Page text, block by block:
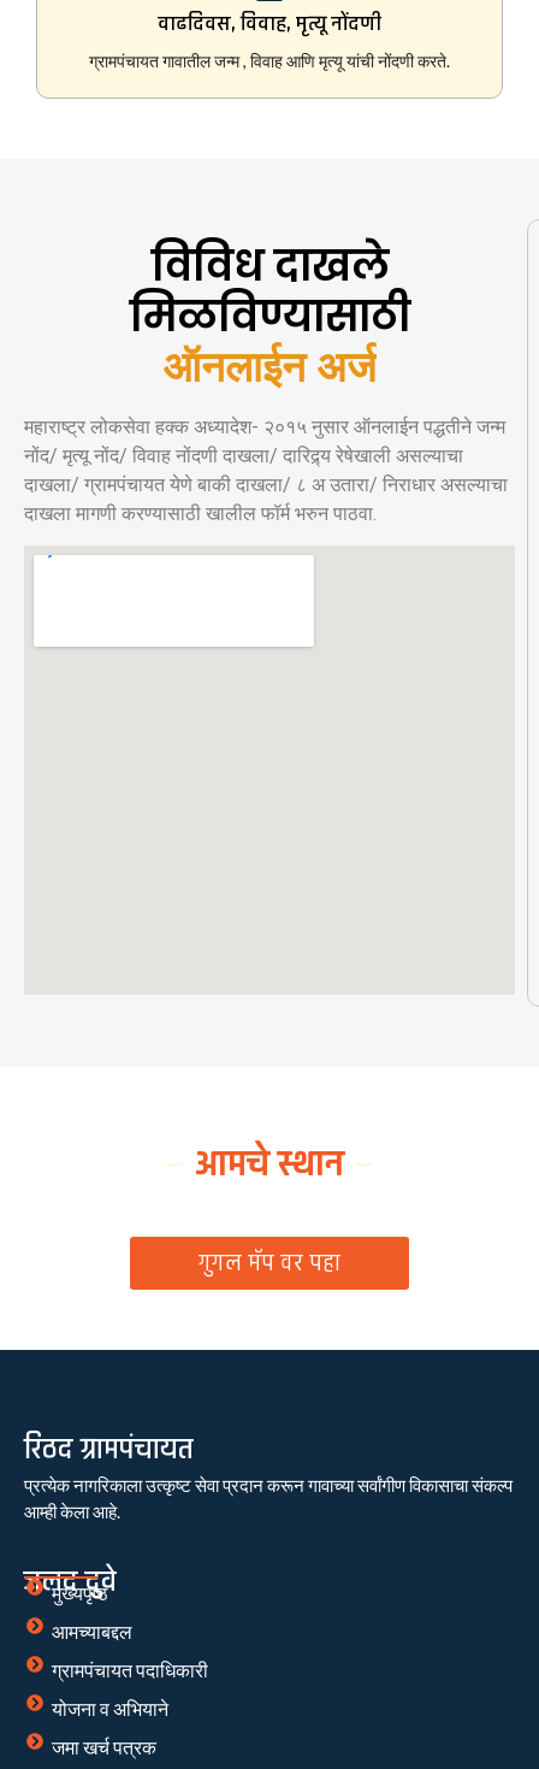
वाढदिवस, विवाह, मृत्यू नोंदणी
ग्रामपंचायत गावातील जन्म , विवाह आणि मृत्यू यांची नोंदणी करते.
विविध दाखले
मिळविण्यासाठी
ऑनलाईन अर्ज
महाराष्ट्र लोकसेवा हक्क अध्यादेश- २०१५ नुसार ऑनलाईन पद्धतीने जन्म
नोंद/ मृत्यू नोंद/ विवाह नोंदणी दाखला/ दारिद्र्य रेषेखाली असल्याचा
दाखला/ ग्रामपंचायत येणे बाकी दाखला/ ८ अ उतारा/ निराधार असल्याचा
दाखला मागणी करण्यासाठी खालील फॉर्म भरुन पाठवा.
आमचे स्थान
गुगल मॅप वर पहा
रिठद ग्रामपंचायत
प्रत्येक नागरिकाला उत्कृष्ट सेवा प्रदान करून गावाच्या सर्वांगीण विकासाचा संकल्प
आम्ही केला आहे.
जलद दुवे
मुख्यपृष्ठ
आमच्याबद्दल
ग्रामपंचायत पदाधिकारी
योजना व अभियाने
जमा खर्च पत्रक